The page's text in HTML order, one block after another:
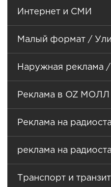
Интернет и СМИ
Малый формат /
Наружная реклама
Реклама в OZ МОЛЛ
Реклама на
реклама на
Транспорт и